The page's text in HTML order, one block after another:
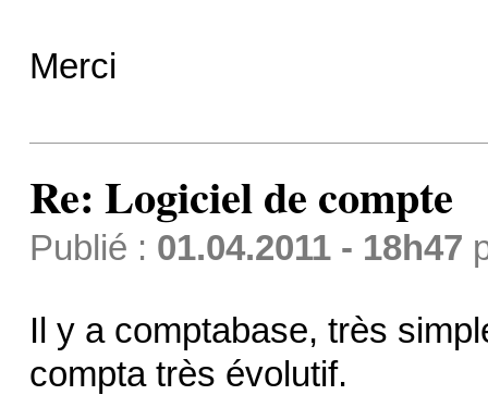
Merci
Re: Logiciel de compte
Publié : 01.04.2011 - 18h47
Il y a comptabase, très
compta très évolutif.